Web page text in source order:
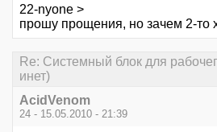
22-nyone >
прошу прощения, но зачем 2-то
Re: Системный блок для
инет)
AcidVenom
24 - 15.05.2010 - 21:39